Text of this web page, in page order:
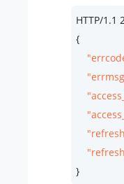
HTTP/1.1
{
}